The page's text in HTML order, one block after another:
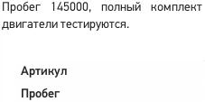
Пробег 145000, полный
двигатели тестируются.
Артикул
Пробег